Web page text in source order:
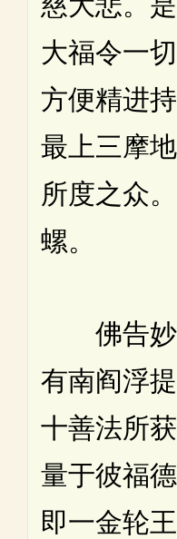
大福令一
方便精进
最上三摩
所度之众
螺。
佛告妙
有南阎浮
十善法所
量于彼福
即一金轮